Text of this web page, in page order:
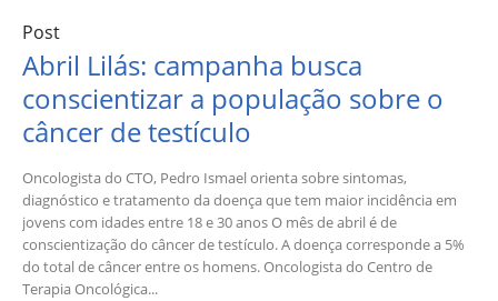
Post
Abril Lilás: campanha busca
conscientizar a população sobre o
câncer de testículo
Oncologista do CTO, Pedro Ismael orienta sobre sintomas,
diagnóstico e tratamento da doença que tem maior incidência em
jovens com idades entre 18 e 30 anos O mês de abril é de
conscientização do câncer de testículo. A doença corresponde a 5%
do total de câncer entre os homens. Oncologista do Centro de
Terapia Oncológica...